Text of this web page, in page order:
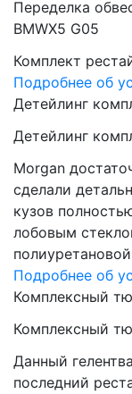
Переделка
BMWX5 G05
Комплект
Подробнее об
Детейлинг
Детейлинг
Morgan
сделали
кузов
лобовым
Подробнее об
Комплексный
Комплексный
Данный
последний